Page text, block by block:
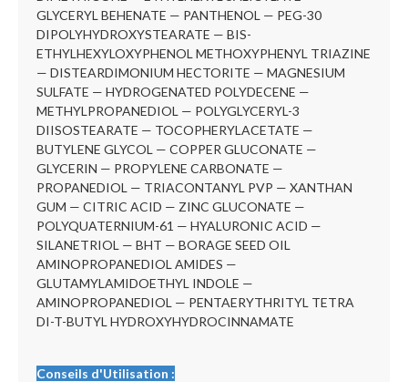
GLYCERYL BEHENATE — PANTHENOL — PEG-30
DIPOLYHYDROXYSTEARATE — BIS-
ETHYLHEXYLOXYPHENOL METHOXYPHENYL TRIAZINE
— DISTEARDIMONIUM HECTORITE — MAGNESIUM
SULFATE — HYDROGENATED POLYDECENE —
METHYLPROPANEDIOL — POLYGLYCERYL-3
DIISOSTEARATE — TOCOPHERYLACETATE —
BUTYLENE GLYCOL — COPPER GLUCONATE —
GLYCERIN — PROPYLENE CARBONATE —
PROPANEDIOL — TRIACONTANYL PVP — XANTHAN
GUM — CITRIC ACID — ZINC GLUCONATE —
POLYQUATERNIUM-61 — HYALURONIC ACID —
SILANETRIOL — BHT — BORAGE SEED OIL
AMINOPROPANEDIOL AMIDES —
GLUTAMYLAMIDOETHYL INDOLE —
AMINOPROPANEDIOL — PENTAERYTHRITYL TETRA
DI-T-BUTYL HYDROXYHYDROCINNAMATE
Conseils d'Utilisation :